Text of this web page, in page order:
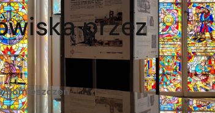
przez
pomieszczeń